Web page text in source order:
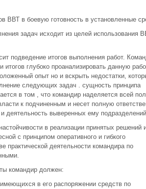
ВВТ в боевую готовность в установленные
задач исходит из целей использования
подведение итогов выполнения работ.
итогов глубоко проанализировать данную
опыт но и вскрыть недостатки,
следующих задач . сущность принципа
в том , что командир наделяется всей
к подчиненным и несет полную
деятельность выверенных ему
в реализации принятых решений
с принципом оперативного и гибкого
практической деятельности командира по
командир должен:
в его распоряжении средств по